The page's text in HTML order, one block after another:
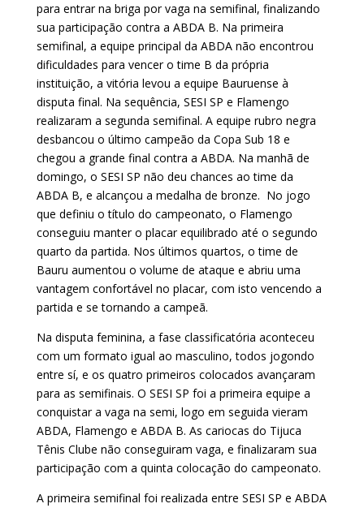
para entrar na briga por vaga na semifinal, finalizando
sua participação contra a ABDA B. Na primeira
semifinal, a equipe principal da ABDA não encontrou
dificuldades para vencer o time B da própria
instituição, a vitória levou a equipe Bauruense à
disputa final. Na sequência, SESI SP e Flamengo
realizaram a segunda semifinal. A equipe rubro negra
desbancou o último campeão da Copa Sub 18 e
chegou a grande final contra a ABDA. Na manhã de
domingo, o SESI SP não deu chances ao time da
ABDA B, e alcançou a medalha de bronze. No jogo
que definiu o título do campeonato, o Flamengo
conseguiu manter o placar equilibrado até o segundo
quarto da partida. Nos últimos quartos, o time de
Bauru aumentou o volume de ataque e abriu uma
vantagem confortável no placar, com isto vencendo a
partida e se tornando a campeã.
Na disputa feminina, a fase classificatória aconteceu
com um formato igual ao masculino, todos jogondo
entre sí, e os quatro primeiros colocados avançaram
para as semifinais. O SESI SP foi a primeira equipe a
conquistar a vaga na semi, logo em seguida vieram
ABDA, Flamengo e ABDA B. As cariocas do Tijuca
Tênis Clube não conseguiram vaga, e finalizaram sua
participação com a quinta colocação do campeonato.
A primeira semifinal foi realizada entre SESI SP e ABDA